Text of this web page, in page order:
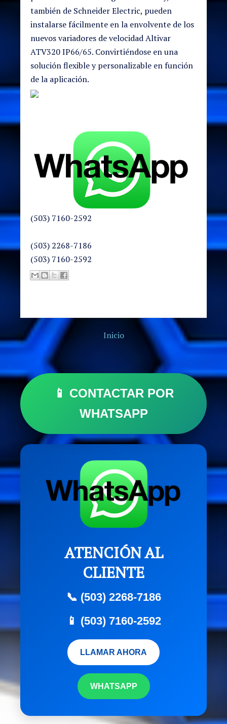
también de Schneider Electric, pueden
instalarse fácilmente en la envolvente de los
nuevos variadores de velocidad Altivar
ATV320 IP66/65. Convirtiéndose en una
solución flexible y personalizable en función
de la aplicación.
(503) 7160-2592
(503) 2268-7186
(503) 7160-2592
Inicio
📱 CONTACTAR POR
WHATSAPP
ATENCIÓN AL
CLIENTE
📞 (503) 2268-7186
📱 (503) 7160-2592
LLAMAR AHORA
WHATSAPP